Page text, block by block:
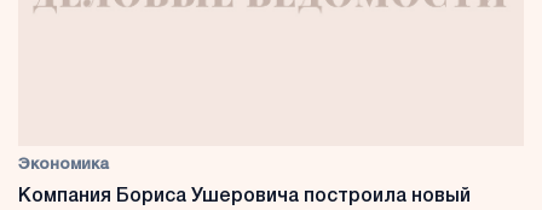
Экономика
Компания Бориса Ушеровича построила новый